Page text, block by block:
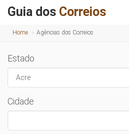
Guia dos Correios
Home Agências dos Correios
Estado
Cidade